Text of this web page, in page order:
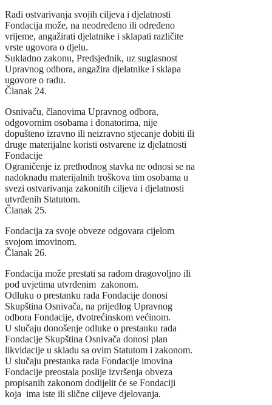
Radi ostvarivanja svojih ciljeva i djelatnosti
Fondacija može, na neodređeno ili određeno
vrijeme, angažirati djelatnike i sklapati različite
vrste ugovora o djelu.
Sukladno zakonu, Predsjednik, uz suglasnost
Upravnog odbora, angažira djelatnike i sklapa
ugovore o radu.
Članak 24.
Osnivaču, članovima Upravnog odbora,
odgovornim osobama i donatorima, nije
dopušteno izravno ili neizravno stjecanje dobiti ili
druge materijalne koristi ostvarene iz djelatnosti
Fondacije
Ograničenje iz prethodnog stavka ne odnosi se na
nadoknadu materijalnih troškova tim osobama u
svezi ostvarivanja zakonitih ciljeva i djelatnosti
utvrđenih Statutom.
Članak 25.
Fondacija za svoje obveze odgovara cijelom
svojom imovinom.
Članak 26.
Fondacija može prestati sa radom dragovoljno ili
pod uvjetima utvrđenim zakonom.
Odluku o prestanku rada Fondacije donosi
Skupština Osnivača, na prijedlog Upravnog
odbora Fondacije, dvotrećinskom većinom.
U slučaju donošenje odluke o prestanku rada
Fondacije Skupština Osnivača donosi plan
likvidacije u skladu sa ovim Statutom i zakonom.
U slučaju prestanka rada Fondacije imovina
Fondacije preostala poslije izvršenja obveza
propisanih zakonom dodijelit će se Fondaciji
koja ima iste ili slične ciljeve djelovanja.